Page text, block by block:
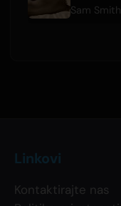
Sam Smith
Linkovi
Kontaktirajte nas